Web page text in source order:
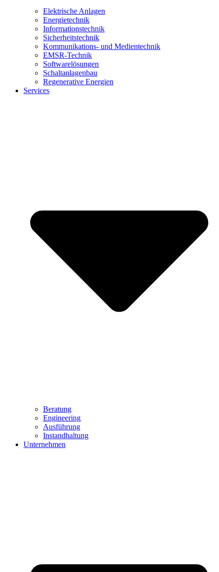
Elektrische Anlagen
Energietechnik
Informationstechnik
Sicherheitstechnik
Kommunikations- und Medientechnik
EMSR-Technik
Softwarelösungen
Schaltanlagenbau
Regenerative Energien
Services
Beratung
Engineering
Ausführung
Instandhaltung
Unternehmen